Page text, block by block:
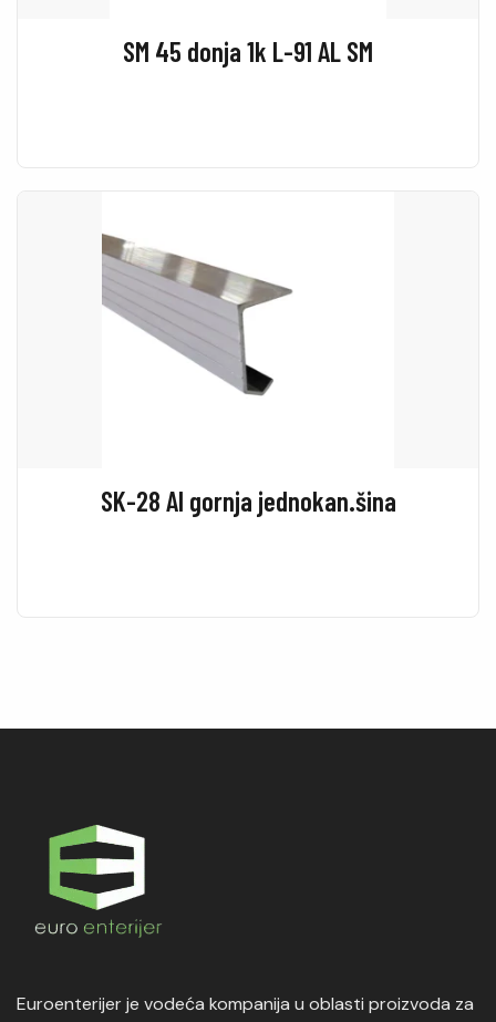
SM 45 donja 1k L-91 AL SM
SK-28 Al gornja jednokan.šina
Euroenterijer je vodeća kompanija u oblasti proizvoda za